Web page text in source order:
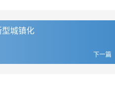
城镇化
下一篇